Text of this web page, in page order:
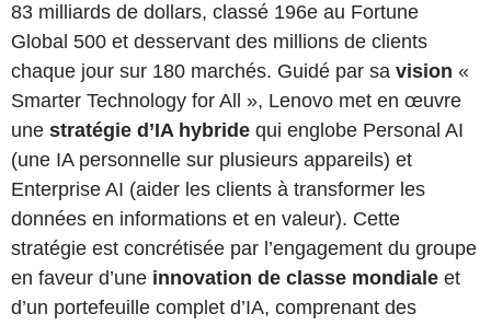
83 milliards de dollars, classé 196e au Fortune
Global 500 et desservant des millions de clients
chaque jour sur 180 marchés. Guidé par sa vision «
Smarter Technology for All », Lenovo met en œuvre
une stratégie d’IA hybride qui englobe Personal AI
(une IA personnelle sur plusieurs appareils) et
Enterprise AI (aider les clients à transformer les
données en informations et en valeur). Cette
stratégie est concrétisée par l’engagement du groupe
en faveur d’une innovation de classe mondiale et
d’un portefeuille complet d’IA, comprenant des